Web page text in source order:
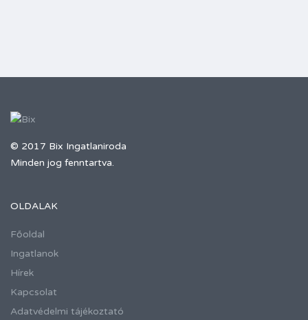
© 2017 Bix Ingatlaniroda
Minden jog fenntartva.
OLDALAK
Főoldal
Ingatlanok
Hírek
Kapcsolat
Adatvédelmi tájékoztató